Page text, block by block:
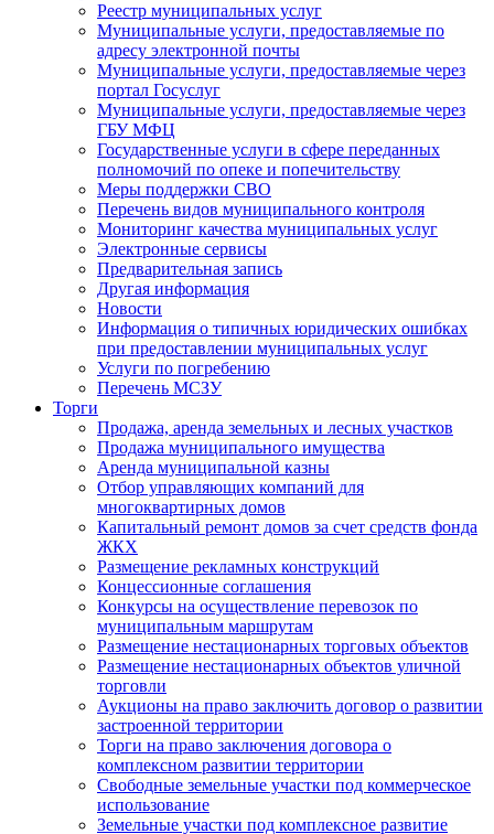
Реестр муниципальных услуг
Муниципальные услуги, предоставляемые по
адресу электронной почты
Муниципальные услуги, предоставляемые через
портал Госуслуг
Муниципальные услуги, предоставляемые через
ГБУ МФЦ
Государственные услуги в сфере переданных
полномочий по опеке и попечительству
Меры поддержки СВО
Перечень видов муниципального контроля
Мониторинг качества муниципальных услуг
Электронные сервисы
Предварительная запись
Другая информация
Новости
Информация о типичных юридических ошибках
при предоставлении муниципальных услуг
Услуги по погребению
Перечень МСЗУ
Торги
Продажа, аренда земельных и лесных участков
Продажа муниципального имущества
Аренда муниципальной казны
Отбор управляющих компаний для
многоквартирных домов
Капитальный ремонт домов за счет средств фонда
ЖКХ
Размещение рекламных конструкций
Концессионные соглашения
Конкурсы на осуществление перевозок по
муниципальным маршрутам
Размещение нестационарных торговых объектов
Размещение нестационарных объектов уличной
торговли
Аукционы на право заключить договор о развитии
застроенной территории
Торги на право заключения договора о
комплексном развитии территории
Свободные земельные участки под коммерческое
использование
Земельные участки под комплексное развитие